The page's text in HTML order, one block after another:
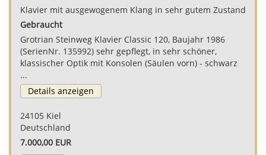
Klavier mit ausgewogenem Klang in sehr gutem Zustand
Gebraucht
Grotrian Steinweg Klavier Classic 120, Baujahr 1986
(SerienNr. 135992) sehr gepflegt, in sehr schöner,
klassischer Optik mit Konsolen (Säulen vorn) - schwarz
...
Details anzeigen
24105 Kiel
Deutschland
7.000,00 EUR